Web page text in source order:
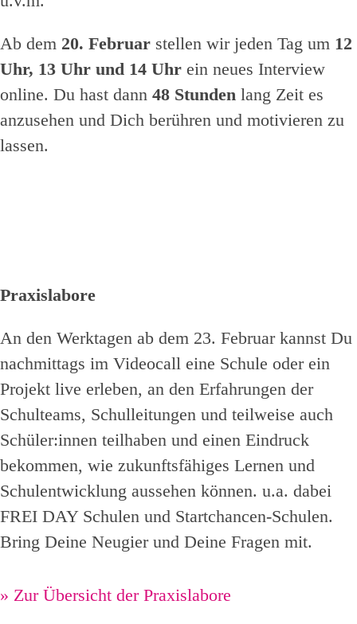
Ab dem 20. Februar stellen wir jeden Tag um 12
Uhr, 13 Uhr und 14 Uhr ein neues Interview
online. Du hast dann 48 Stunden lang Zeit es
anzusehen und Dich berühren und motivieren zu
lassen.
Praxislabore
An den Werktagen ab dem 23. Februar kannst Du
nachmittags im Videocall eine Schule oder ein
Projekt live erleben, an den Erfahrungen der
Schulteams, Schulleitungen und teilweise auch
Schüler:innen teilhaben und einen Eindruck
bekommen, wie zukunftsfähiges Lernen und
Schulentwicklung aussehen können. u.a. dabei
FREI DAY Schulen und Startchancen-Schulen.
Bring Deine Neugier und Deine Fragen mit.
» Zur Übersicht der Praxislabore